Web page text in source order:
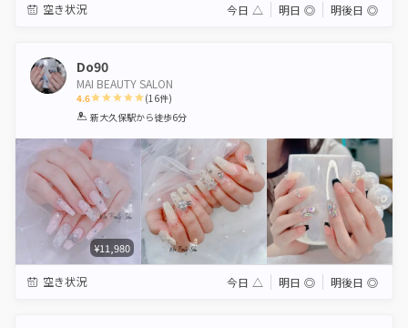
空き状況 今日 △ 明日 ◎ 明後日 ◎
Do90
MAI BEAUTY SALON
4.6
1 2 3 4 5
(16件)
新大久保駅から徒歩6分
¥11,980
空き状況 今日 △ 明日 ◎ 明後日 ◎